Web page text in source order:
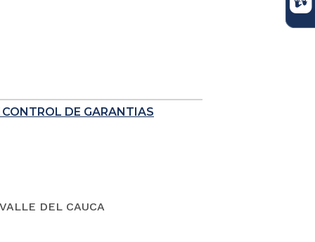
DE GARANTIAS
DEL CAUCA